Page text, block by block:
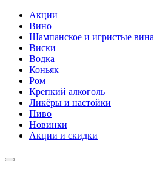
Акции
Вино
Шампанское и игристые вина
Виски
Водка
Коньяк
Ром
Крепкий алкоголь
Ликёры и настойки
Пиво
Новинки
Акции и скидки